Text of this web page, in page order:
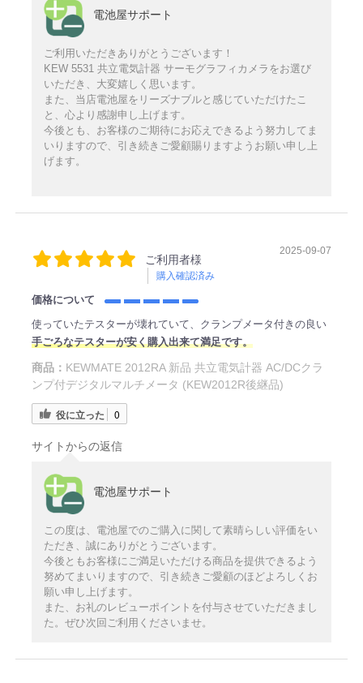
電池屋サポート
ご利用いただきありがとうございます！
KEW 5531 共立電気計器 サーモグラフィカメラをお選び
いただき、大変嬉しく思います。
また、当店電池屋をリーズナブルと感じていただけたこ
と、心より感謝申し上げます。
今後とも、お客様のご期待にお応えできるよう努力してま
いりますので、引き続きご愛顧賜りますようお願い申し上
げます。
ご利用者様
購入確認済み
2025-09-07
価格について
使っていたテスターが壊れていて、クランプメータ付きの良い
手ごろなテスターが安く購入出来て満足です。
商品： KEWMATE 2012RA 新品 共立電気計器 AC/DCクラ
ンプ付デジタルマルチメータ (KEW2012R後継品)
役に立った 0
サイトからの返信
電池屋サポート
この度は、電池屋でのご購入に関して素晴らしい評価をい
ただき、誠にありがとうございます。
今後ともお客様にご満足いただける商品を提供できるよう
努めてまいりますので、引き続きご愛顧のほどよろしくお
願い申し上げます。
また、お礼のレビューポイントを付与させていただきまし
た。ぜひ次回ご利用くださいませ。